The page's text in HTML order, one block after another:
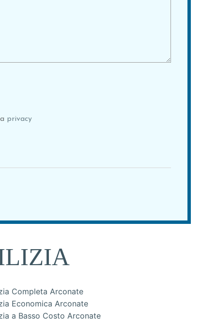
privacy
Completa Arconate
Economica Arconate
a Basso Costo Arconate